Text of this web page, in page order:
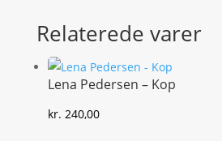
Relaterede varer
Lena Pedersen – Kop
kr. 240,00